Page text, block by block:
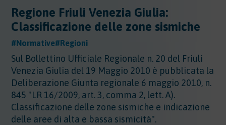
Regione Friuli Venezia Giulia:
Classificazione delle zone sismiche
#Normative#Regioni
Sul Bollettino Ufficiale Regionale n. 20 del Friuli
Venezia Giulia del 19 Maggio 2010 è pubblicata la
Deliberazione Giunta regionale 6 maggio 2010, n.
845 "LR 16/2009, art. 3, comma 2, lett. A).
Classificazione delle zone sismiche e indicazione
delle aree di alta e bassa sismicità".